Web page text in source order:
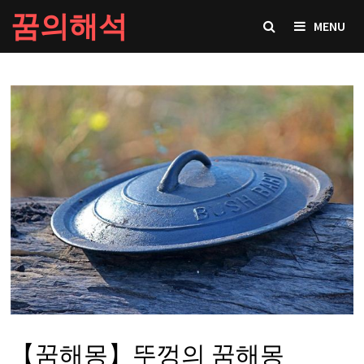
Skip
to
content
꿈의해석 MENU
【꿈해몽】뚜껑의 꿈해몽